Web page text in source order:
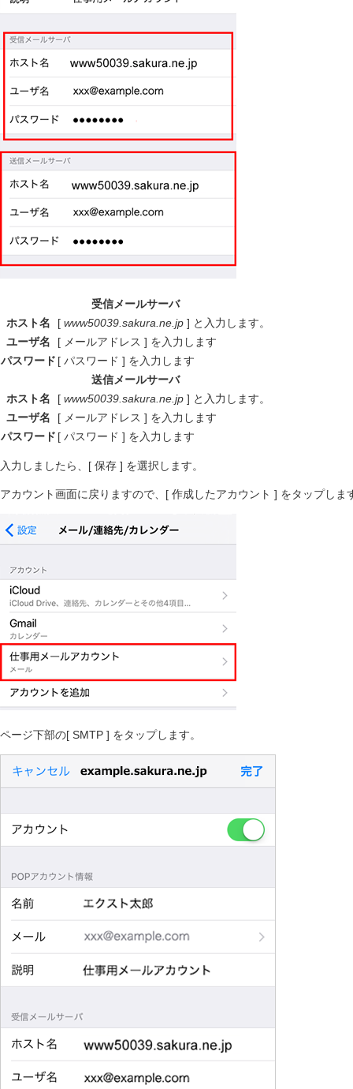
受信メールサーバ
ホスト名
[ www50039.sakura.ne.jp ] と入力します。
ユーザ名
[ メールアドレス ] を入力します
パスワード [ パスワード ] を入力します
送信メールサーバ
ホスト名
[ www50039.sakura.ne.jp ] と入力します。
ユーザ名
[ メールアドレス ] を入力します
パスワード [ パスワード ] を入力します
入力しましたら、[ 保存 ] を選択します。
アカウント画面に戻りますので、[ 作成したアカウント ] をタップしま
ページ下部の[ SMTP ] をタップします。